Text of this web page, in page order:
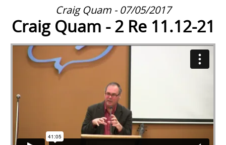
Craig Quam - 07/05/2017
Craig Quam - 2 Re 11.12-21